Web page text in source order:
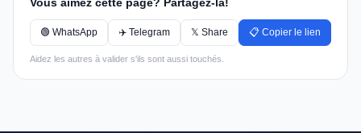
Vous aimez cette page? Partagez-la!
🟢 WhatsApp ✈️ Telegram 𝕏 Share 📋 Copier le lien
Aidez les autres à valider s'ils sont aussi touchés.